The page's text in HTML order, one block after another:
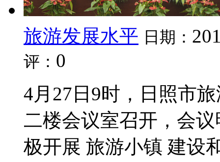
旅游发展水平 日期：
评： 0
4月27日9时，日照市
二楼会议室召开，会
极开展 旅游小镇 建设